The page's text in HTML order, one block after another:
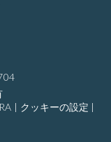
| クッキーの設定 |